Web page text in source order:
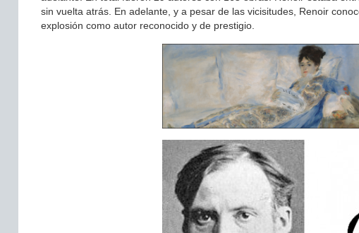
sin vuelta atrás. En adelante, y a pesar de las vicisitudes, Renoir
explosión como autor reconocido y de prestigio.